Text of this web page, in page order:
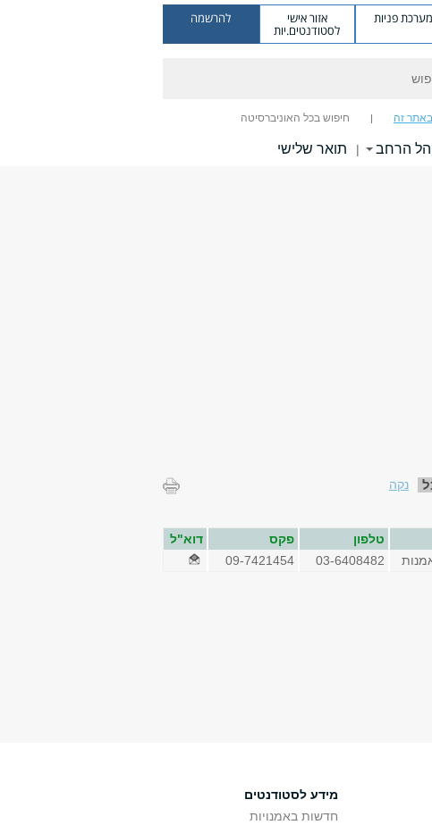
מערכת פניות אזור אישי
לסטודנטים.יות
להרשמה
זה חיפוש בכל האוניברסיטה
הרחב | תואר שלישי
נקה
טלפון פקס
דוא"ל
03-6408482
09-7421454
מידע לסטודנטים
חדשות באמנויות